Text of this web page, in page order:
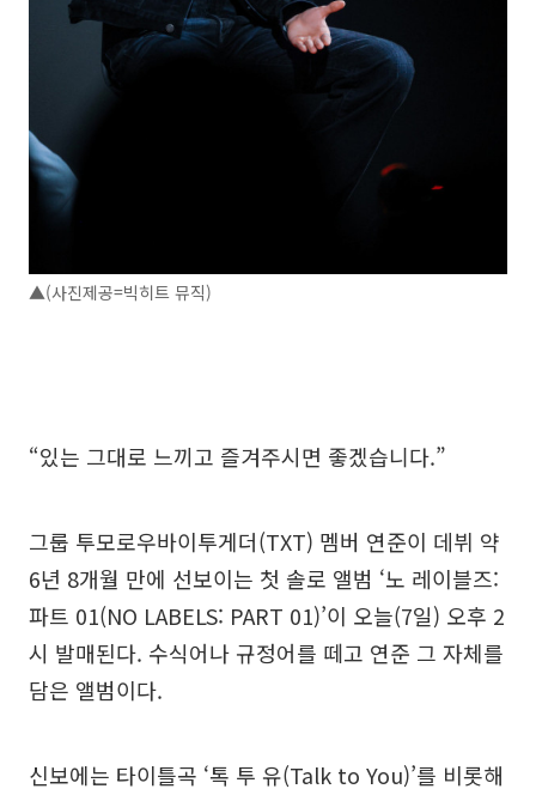
▲(사진제공=빅히트 뮤직)
“있는 그대로 느끼고 즐겨주시면 좋겠습니다.”
그룹 투모로우바이투게더(TXT) 멤버 연준이 데뷔 약
6년 8개월 만에 선보이는 첫 솔로 앨범 ‘노 레이블즈:
파트 01(NO LABELS: PART 01)’이 오늘(7일) 오후 2
시 발매된다. 수식어나 규정어를 떼고 연준 그 자체를
담은 앨범이다.
신보에는 타이틀곡 ‘톡 투 유(Talk to You)’를 비롯해